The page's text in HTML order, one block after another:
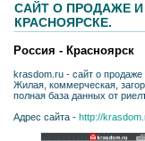
CАЙТ О ПРОДАЖЕ
КРАСНОЯРСКЕ.
Россия - Красноярск
krasdom.ru - сайт о продаже
Жилая, коммерческая,
полная база данных от
Адрес сайта - http://